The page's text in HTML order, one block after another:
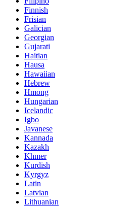
Finnish
Frisian
Galician
Georgian
Gujarati
Haitian
Hausa
Hawaiian
Hebrew
Hmong
Hungarian
Icelandic
Igbo
Javanese
Kannada
Kazakh
Khmer
Kurdish
Kyrgyz
Latin
Latvian
Lithuanian